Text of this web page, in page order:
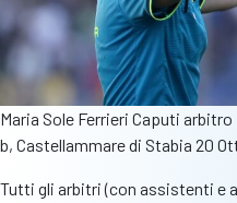
Maria Sole Ferrieri Caputi
b, Castellammare di Stabia 20
Tutti gli arbitri (con assistenti e